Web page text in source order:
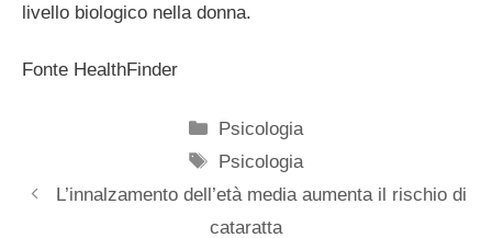
livello biologico nella donna.
Fonte HealthFinder
Categorie
Psicologia
Tag
Psicologia
L’innalzamento dell’età media aumenta il rischio di
cataratta